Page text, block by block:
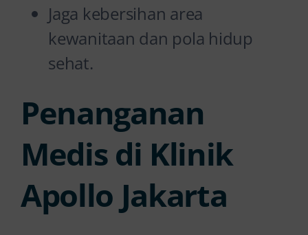
Jaga kebersihan area
kewanitaan dan pola hidup
sehat.
Penanganan
Medis di Klinik
Apollo Jakarta